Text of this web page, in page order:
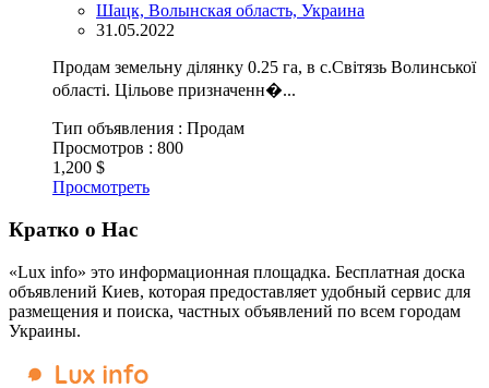
Шацк, Волынская область, Украина
31.05.2022
Продам земельну ділянку 0.25 га, в с.Світязь Волинської
області. Цільове призначенн�...
Тип объявления : Продам
Просмотров : 800
1,200 $
Просмотреть
Кратко о Нас
«Lux info» это информационная площадка. Бесплатная доска
объявлений Киев, которая предоставляет удобный сервис для
размещения и поиска, частных объявлений по всем городам
Украины.